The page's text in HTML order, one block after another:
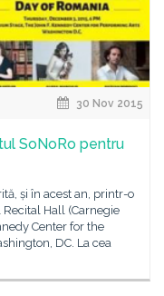
30 Nov 2015
SoNoRo pentru
și în acest an, printr-o
Hall (Carnegie
Center for the
DC. La cea